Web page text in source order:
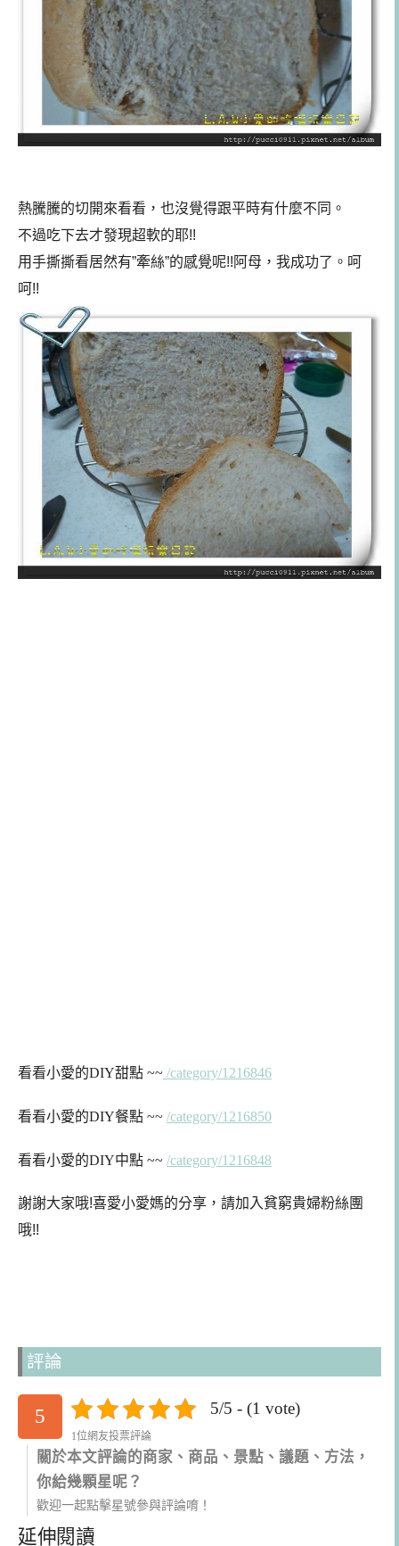
熱騰騰的切開來看看，也沒覺得跟平時有什麼不同。
不過吃下去才發現超軟的耶!!
用手撕撕看居然有”牽絲”的感覺呢!!阿母，我成功了。呵
呵!!
看看小愛的DIY甜點 ~~ /category/1216846
看看小愛的DIY餐點 ~~ /category/1216850
看看小愛的DIY中點 ~~ /category/1216848
謝謝大家哦!喜愛小愛媽的分享，請加入貧窮貴婦粉絲團
哦!!
評論
5 5/5 - (1 vote)
1位網友投票評論
關於本文評論的商家、商品、景點、議題、方法，
你給幾顆星呢？
歡迎一起點擊星號參與評論唷！
延伸閱讀